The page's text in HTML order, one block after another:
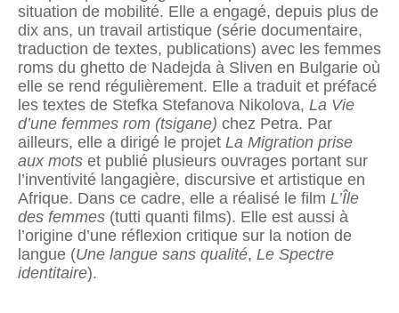
situation de mobilité. Elle a engagé, depuis plus de
dix ans, un travail artistique (série documentaire,
traduction de textes, publications) avec les femmes
roms du ghetto de Nadejda à Sliven en Bulgarie où
elle se rend régulièrement. Elle a traduit et préfacé
les textes de Stefka Stefanova Nikolova, La Vie
d’une femmes rom (tsigane) chez Petra. Par
ailleurs, elle a dirigé le projet La Migration prise
aux mots et publié plusieurs ouvrages portant sur
l’inventivité langagière, discursive et artistique en
Afrique. Dans ce cadre, elle a réalisé le film L’Île
des femmes (tutti quanti films). Elle est aussi à
l’origine d’une réflexion critique sur la notion de
langue (Une langue sans qualité, Le Spectre
identitaire).